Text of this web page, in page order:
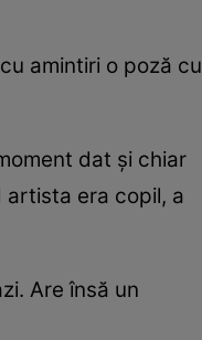
amintiri o poză cu
dat și chiar
artista era copil, a
Are însă un